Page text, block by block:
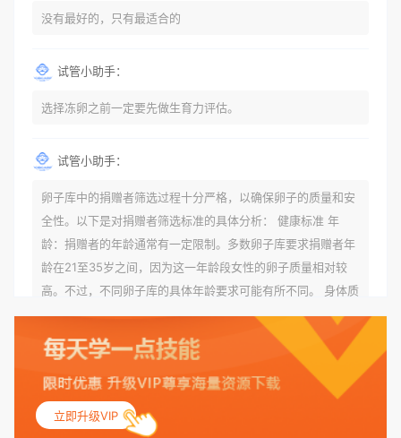
没有最好的，只有最适合的
试管小助手：
选择冻卵之前一定要先做生育力评估。
试管小助手：
卵子库中的捐赠者筛选过程十分严格，以确保卵子的质量和安
全性。以下是对捐赠者筛选标准的具体分析： 健康标准 年
龄：捐赠者的年龄通常有一定限制。多数卵子库要求捐赠者年
龄在21至35岁之间，因为这一年龄段女性的卵子质量相对较
高。不过，不同卵子库的具体年龄要求可能有所不同。 身体质
量指数（BMI）：捐赠者的BMI通常需要在正常范围内，以确
保其身体健康状况良好。过高的BMI可能与多种健康问题相关
联，包括不孕症和妊娠并发症。 生殖健康：捐赠者需要有规律
的月经期，无生殖障碍或异常问题。此外，还需要进行详细的
妇科检查，以确保其生殖系统的健康。 遗传病史与家族病史：
捐赠者及其家庭成员需要无严重的遗传病史、精神病史和传染
立即升级VIP